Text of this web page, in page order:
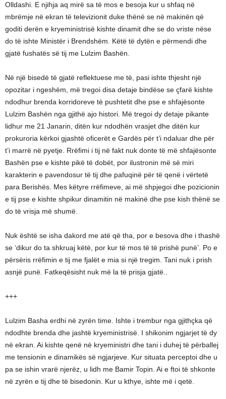
Olldashi. E njihja aq mirë sa të mos e besoja kur u shfaq në
mbrëmje në ekran të televizionit duke thënë se në makinën që
goditi derën e kryeministrisë kishte dinamit dhe se do vriste nëse
do të ishte Ministër i Brendshëm. Këtë të dytën e përmendi dhe
gjatë fushatës së tij me Lulzim Bashën.
Në një bisedë të gjatë reflektuese me të, pasi ishte thjesht një
opozitar i ngeshëm, më tregoi disa detaje bindëse se çfarë kishte
ndodhur brenda korridoreve të pushtetit dhe pse e shfajësonte
Lulzim Bashën nga gjithë ajo histori. Më tregoi dy detaje pikante
lidhur me 21 Janarin, ditën kur ndodhën vrasjet dhe ditën kur
prokuroria kërkoi gjashtë oficerët e Gardës për t’i ndaluar dhe për
t’i marrë në pyetje. Rrëfimi i tij në fakt nuk donte të më shfajësonte
Bashën pse e kishte pikë të dobët, por ilustronin më së miri
karakterin e pavendosur të tij dhe pafuqinë për të qenë i vërtetë
para Berishës. Mes këtyre rrëfimeve, ai më shpjegoi dhe pozicionin
e tij pse e kishte shpikur dinamitin në makinë dhe pse kish thënë se
do të vrisja më shumë.
Nuk është se isha dakord me atë që tha, por e besova dhe i thashë
se ‘dikur do ta shkruaj këtë, por kur të mos të të prishë punë’. Po e
përsëris rrëfimin e tij me fjalët e mia si një tregim. Tani nuk i prish
asnjë punë. Fatkeqësisht nuk më la të prisja gjatë..
+++
Lulzim Basha erdhi në zyrën time. Ishte i trembur nga gjithçka që
ndodhte brenda dhe jashtë kryeministrisë. I shikonim ngjarjet të dy
në ekran. Ai kishte qenë në kryeministri dhe tani i duhej të përballej
me tensionin e dinamikës së ngjarjeve. Kur situata perceptoi dhe u
pa se ishin vrarë njerëz, u lidh me Bamir Topin. Ai e ftoi të shkonte
në zyrën e tij dhe të bisedonin. Kur u kthye, ishte më i qetë.